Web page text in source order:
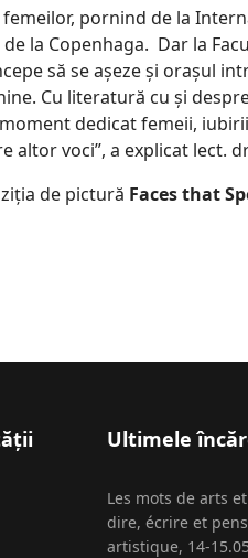
pornind de la
la Copenhaga. Dar la
să se așeze și orașul
Cu literatură cu și
dedicat femeii,
voci”, a explicat lect.
de pictură Faces that
Ultimele
Les mots de arts
dire, écrire et
artistique, 14-